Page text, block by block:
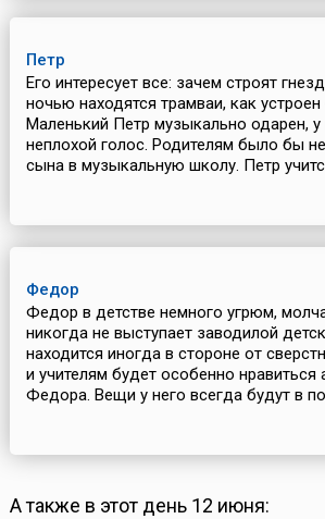
Петр
Его интересует все: зачем строят
ночью находятся трамваи, как устроен
Маленький Петр музыкально одарен,
неплохой голос. Родителям было бы
сына в музыкальную школу. Петр
Федор
Федор в детстве немного угрюм,
никогда не выступает заводилой
находится иногда в стороне от
и учителям будет особенно нравиться
Федора. Вещи у него всегда будут в
А также в этот день 12 июня: